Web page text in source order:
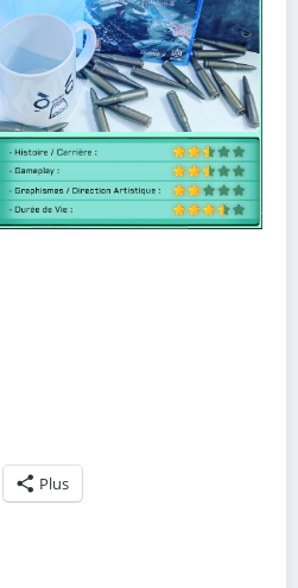
Plus